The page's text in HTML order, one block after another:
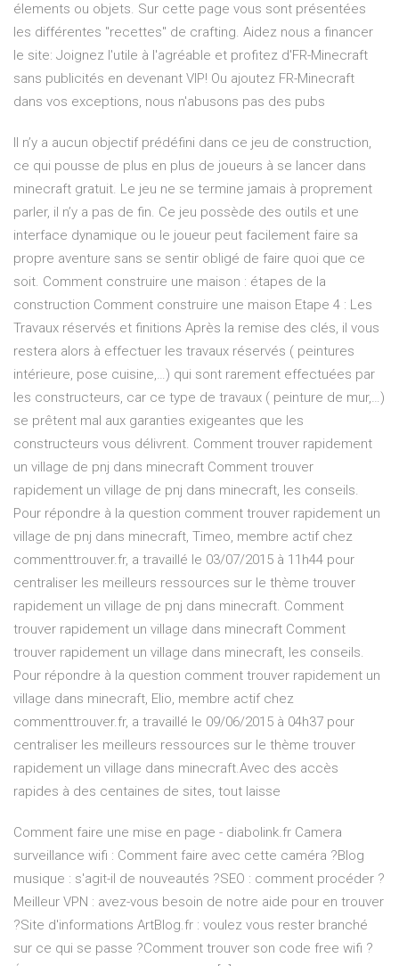
élements ou objets. Sur cette page vous sont présentées
les différentes "recettes" de crafting. Aidez nous a financer
le site: Joignez l'utile à l'agréable et profitez d'FR-Minecraft
sans publicités en devenant VIP! Ou ajoutez FR-Minecraft
dans vos exceptions, nous n'abusons pas des pubs
Il n’y a aucun objectif prédéfini dans ce jeu de construction,
ce qui pousse de plus en plus de joueurs à se lancer dans
minecraft gratuit. Le jeu ne se termine jamais à proprement
parler, il n’y a pas de fin. Ce jeu possède des outils et une
interface dynamique ou le joueur peut facilement faire sa
propre aventure sans se sentir obligé de faire quoi que ce
soit. Comment construire une maison : étapes de la
construction Comment construire une maison Etape 4 : Les
Travaux réservés et finitions Après la remise des clés, il vous
restera alors à effectuer les travaux réservés ( peintures
intérieure, pose cuisine,…) qui sont rarement effectuées par
les constructeurs, car ce type de travaux ( peinture de mur,…)
se prêtent mal aux garanties exigeantes que les
constructeurs vous délivrent. Comment trouver rapidement
un village de pnj dans minecraft Comment trouver
rapidement un village de pnj dans minecraft, les conseils.
Pour répondre à la question comment trouver rapidement un
village de pnj dans minecraft, Timeo, membre actif chez
commenttrouver.fr, a travaillé le 03/07/2015 à 11h44 pour
centraliser les meilleurs ressources sur le thème trouver
rapidement un village de pnj dans minecraft. Comment
trouver rapidement un village dans minecraft Comment
trouver rapidement un village dans minecraft, les conseils.
Pour répondre à la question comment trouver rapidement un
village dans minecraft, Elio, membre actif chez
commenttrouver.fr, a travaillé le 09/06/2015 à 04h37 pour
centraliser les meilleurs ressources sur le thème trouver
rapidement un village dans minecraft.Avec des accès
rapides à des centaines de sites, tout laisse
Comment faire une mise en page - diabolink.fr Camera
surveillance wifi : Comment faire avec cette caméra ?Blog
musique : s'agit-il de nouveautés ?SEO : comment procéder ?
Meilleur VPN : avez-vous besoin de notre aide pour en trouver
?Site d'informations ArtBlog.fr : voulez vous rester branché
sur ce qui se passe ?Comment trouver son code free wifi ?